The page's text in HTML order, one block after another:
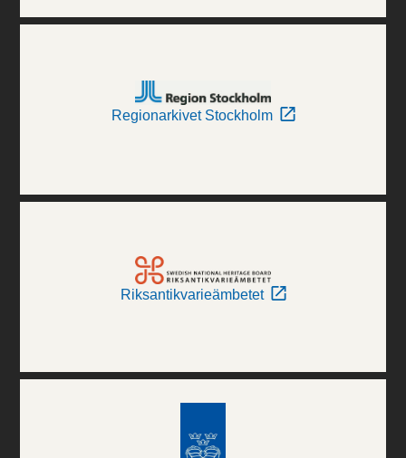
Regionarkivet Stockholm
Riksantikvarieämbetet